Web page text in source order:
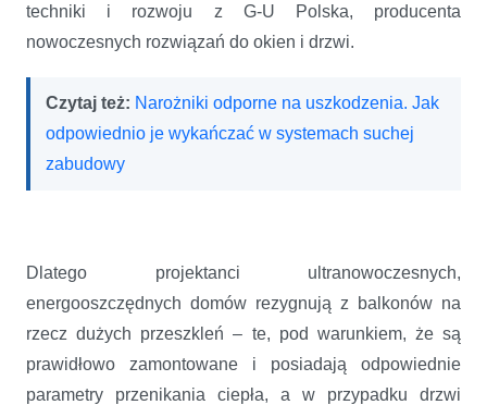
techniki i rozwoju z G-U Polska, producenta
nowoczesnych rozwiązań do okien i drzwi.
Czytaj też: Narożniki odporne na uszkodzenia. Jak
odpowiednio je wykańczać w systemach suchej
zabudowy
Dlatego projektanci ultranowoczesnych,
energooszczędnych domów rezygnują z balkonów na
rzecz dużych przeszkleń – te, pod warunkiem, że są
prawidłowo zamontowane i posiadają odpowiednie
parametry przenikania ciepła, a w przypadku drzwi